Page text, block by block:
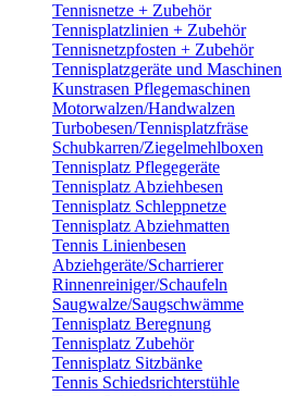
Tennisnetze + Zubehör
Tennisplatzlinien + Zubehör
Tennisnetzpfosten + Zubehör
Tennisplatzgeräte und Maschinen
Kunstrasen Pflegemaschinen
Motorwalzen/Handwalzen
Turbobesen/Tennisplatzfräse
Schubkarren/Ziegelmehlboxen
Tennisplatz Pflegegeräte
Tennisplatz Abziehbesen
Tennisplatz Schleppnetze
Tennisplatz Abziehmatten
Tennis Linienbesen
Abziehgeräte/Scharrierer
Rinnenreiniger/Schaufeln
Saugwalze/Saugschwämme
Tennisplatz Beregnung
Tennisplatz Zubehör
Tennisplatz Sitzbänke
Tennis Schiedsrichterstühle